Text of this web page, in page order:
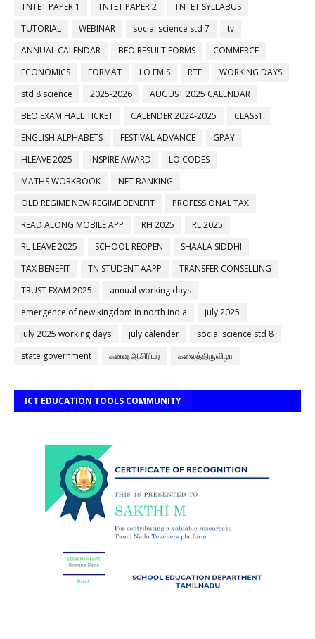
TNTET PAPER 1
TNTET PAPER 2
TNTET SYLLABUS
TUTORIAL
WEBINAR social science std 7
tv
ANNUAL CALENDAR
BEO RESULT FORMS
COMMERCE
ECONOMICS
FORMAT LO EMIS RTE
WORKING DAYS
std 8 science
2025-2026
AUGUST 2025 CALENDAR
BEO EXAM HALL TICKET
CALENDER 2024-2025
CLASS1
ENGLISH ALPHABETS
FESTIVAL ADVANCE
GPAY
HLEAVE 2025
INSPIRE AWARD
LO CODES
MATHS WORKBOOK
NET BANKING
OLD REGIME NEW REGIME BENEFIT
PROFESSIONAL TAX
READ ALONG MOBILE APP
RH 2025
RL 2025
RL LEAVE 2025
SCHOOL REOPEN
SHAALA SIDDHI
TAX BENEFIT
TN STUDENT AAPP
TRANSFER CONSELLING
TRUST EXAM 2025
annual working days
emergence of new kingdom in north india
july 2025
july 2025 working days
july calender
social science std 8
state government
கனவு ஆசிரியர் கலைத்திருவிழா
ICT EDUCATION TOOLS COMMUNITY